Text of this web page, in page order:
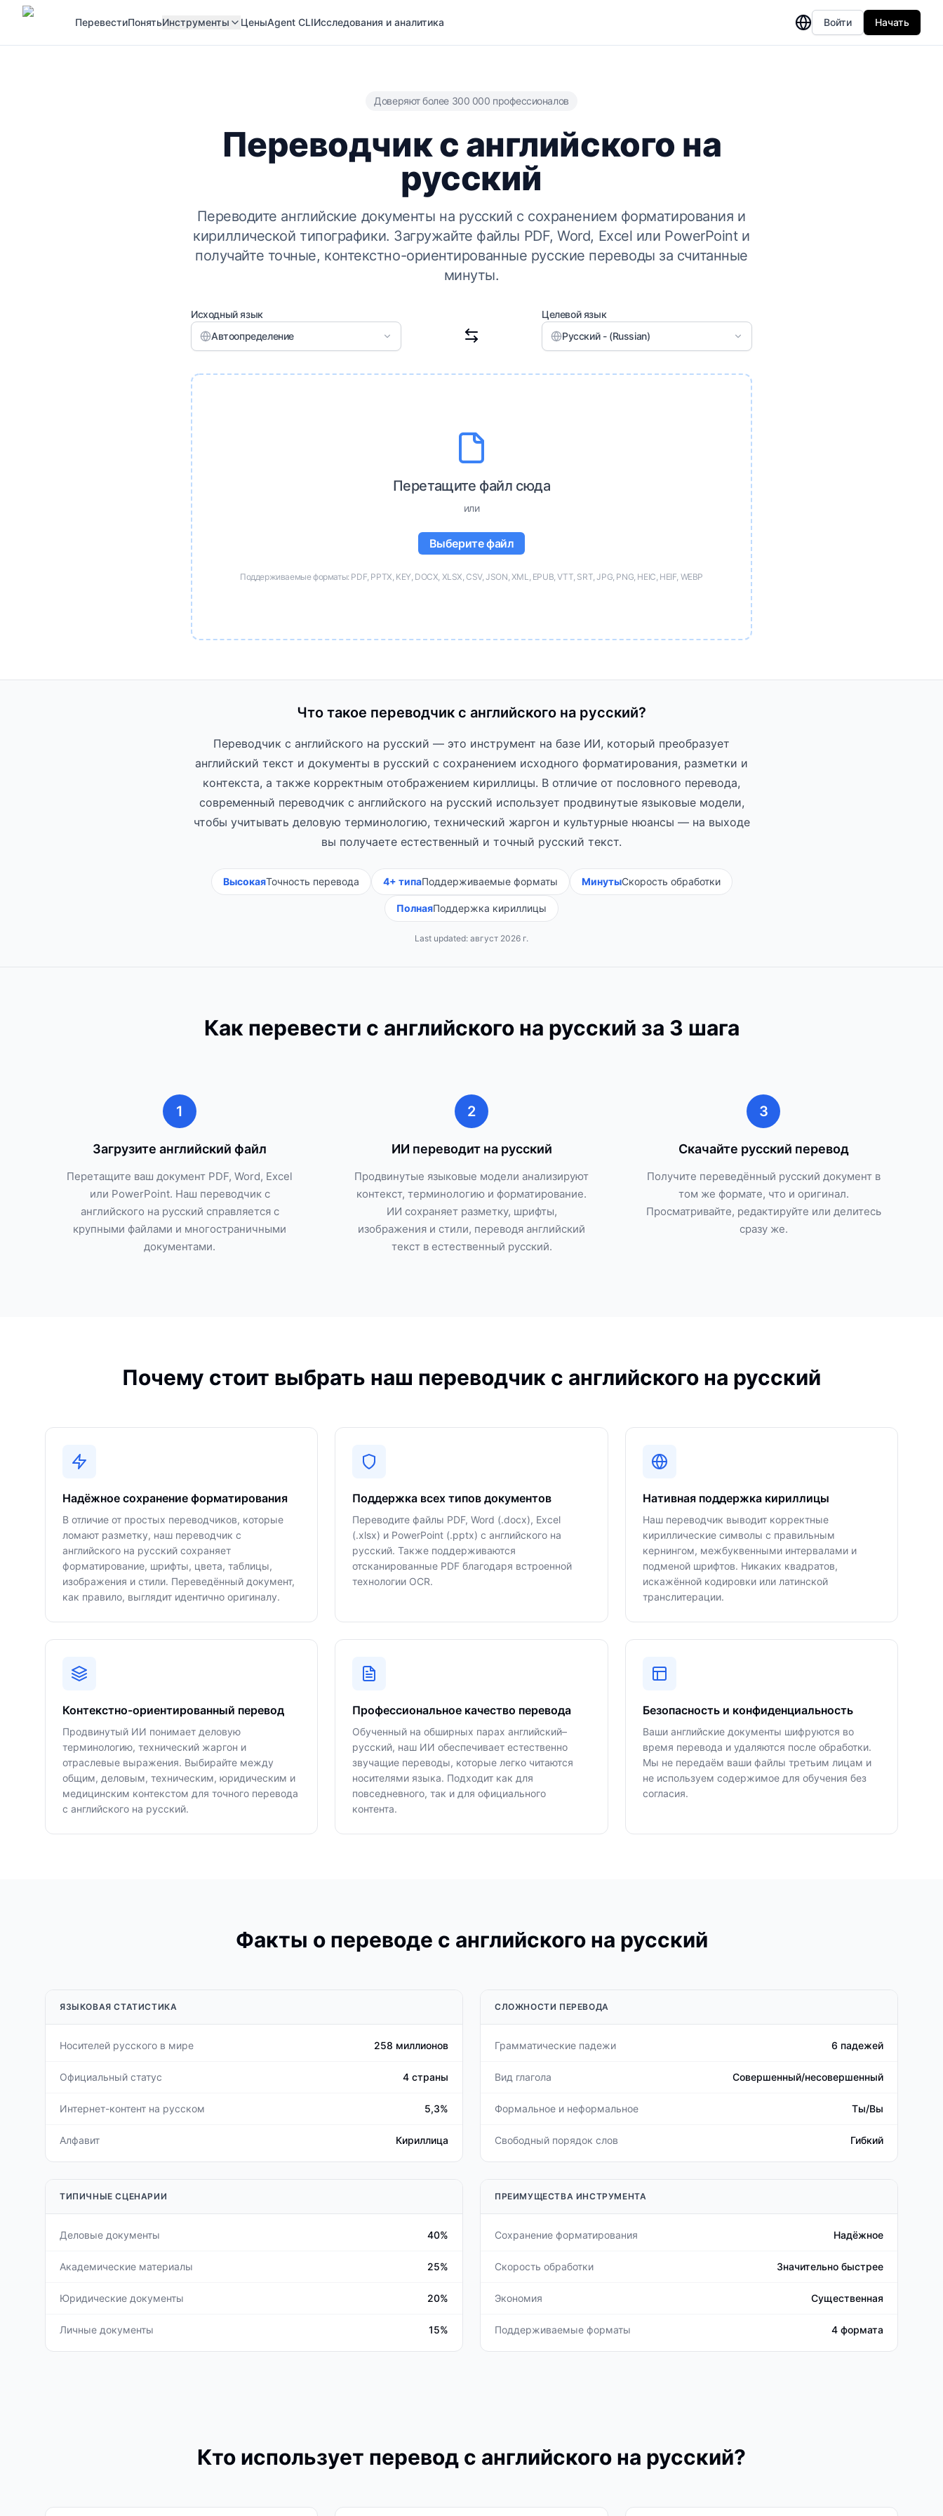
ПеревестиПонятьИнструменты ЦеныAgent CLIИсследования и аналитика Войти Начать
Доверяют более 300 000 профессионалов
Переводчик с английского на
русский
Переводите английские документы на русский с сохранением форматирования и
кириллической типографики. Загружайте файлы PDF, Word, Excel или PowerPoint и
получайте точные, контекстно-ориентированные русские переводы за считанные
минуты.
Исходный язык
Автоопределение
Целевой язык
Русский - (Russian)
Перетащите файл сюда
или
Выберите файл
Поддерживаемые форматы: PDF, PPTX, KEY, DOCX, XLSX, CSV, JSON, XML, EPUB, VTT, SRT, JPG, PNG, HEIC, HEIF, WEBP
Что такое переводчик с английского на русский?
Переводчик с английского на русский — это инструмент на базе ИИ, который преобразует
английский текст и документы в русский с сохранением исходного форматирования, разметки и
контекста, а также корректным отображением кириллицы. В отличие от пословного перевода,
современный переводчик с английского на русский использует продвинутые языковые модели,
чтобы учитывать деловую терминологию, технический жаргон и культурные нюансы — на выходе
вы получаете естественный и точный русский текст.
ВысокаяТочность перевода 4+ типаПоддерживаемые форматы МинутыСкорость обработки
ПолнаяПоддержка кириллицы
Last updated: август 2026 г.
Как перевести с английского на русский за 3 шага
1
Загрузите английский файл
Перетащите ваш документ PDF, Word, Excel
или PowerPoint. Наш переводчик с
английского на русский справляется с
крупными файлами и многостраничными
документами.
2
ИИ переводит на русский
Продвинутые языковые модели анализируют
контекст, терминологию и форматирование.
ИИ сохраняет разметку, шрифты,
изображения и стили, переводя английский
текст в естественный русский.
3
Скачайте русский перевод
Получите переведённый русский документ в
том же формате, что и оригинал.
Просматривайте, редактируйте или делитесь
сразу же.
Почему стоит выбрать наш переводчик с английского на русский
Надёжное сохранение форматирования
В отличие от простых переводчиков, которые
ломают разметку, наш переводчик с
английского на русский сохраняет
форматирование, шрифты, цвета, таблицы,
изображения и стили. Переведённый документ,
как правило, выглядит идентично оригиналу.
Поддержка всех типов документов
Переводите файлы PDF, Word (.docx), Excel
(.xlsx) и PowerPoint (.pptx) с английского на
русский. Также поддерживаются
отсканированные PDF благодаря встроенной
технологии OCR.
Нативная поддержка кириллицы
Наш переводчик выводит корректные
кириллические символы с правильным
кернингом, межбуквенными интервалами и
подменой шрифтов. Никаких квадратов,
искажённой кодировки или латинской
транслитерации.
Контекстно-ориентированный перевод
Продвинутый ИИ понимает деловую
терминологию, технический жаргон и
отраслевые выражения. Выбирайте между
общим, деловым, техническим, юридическим и
медицинским контекстом для точного перевода
с английского на русский.
Профессиональное качество перевода
Обученный на обширных парах английский–
русский, наш ИИ обеспечивает естественно
звучащие переводы, которые легко читаются
носителями языка. Подходит как для
повседневного, так и для официального
контента.
Безопасность и конфиденциальность
Ваши английские документы шифруются во
время перевода и удаляются после обработки.
Мы не передаём ваши файлы третьим лицам и
не используем содержимое для обучения без
согласия.
Факты о переводе с английского на русский
ЯЗЫКОВАЯ СТАТИСТИКА
Носителей русского в мире 258 миллионов
Официальный статус 4 страны
Интернет-контент на русском 5,3%
Алфавит Кириллица
СЛОЖНОСТИ ПЕРЕВОДА
Грамматические падежи 6 падежей
Вид глагола Совершенный/несовершенный
Формальное и неформальное Ты/Вы
Свободный порядок слов Гибкий
ТИПИЧНЫЕ СЦЕНАРИИ
Деловые документы 40%
Академические материалы 25%
Юридические документы 20%
Личные документы 15%
ПРЕИМУЩЕСТВА ИНСТРУМЕНТА
Сохранение форматирования Надёжное
Скорость обработки Значительно быстрее
Экономия Существенная
Поддерживаемые форматы 4 формата
Кто использует перевод с английского на русский?